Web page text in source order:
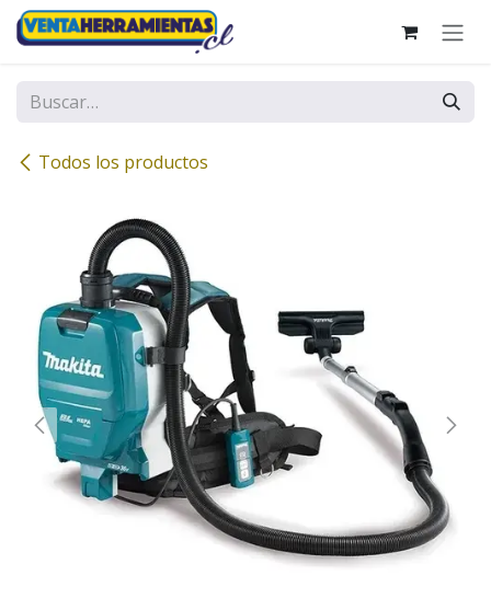
Ir al contenido
Todos los productos